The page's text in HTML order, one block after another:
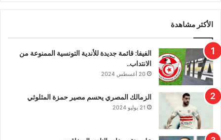
الأكثر مشاهدة
الفيفا: قائمة جديدة للأندية التونسية الممنوعة من
الانتداب..
20 أغسطس 2024
الزمالك المصري يحسم مصير حمزة المثلوثي
21 يوليو 2024